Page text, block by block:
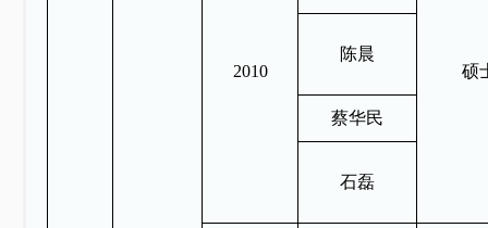
2010 硕
陈晨
蔡华民
石磊